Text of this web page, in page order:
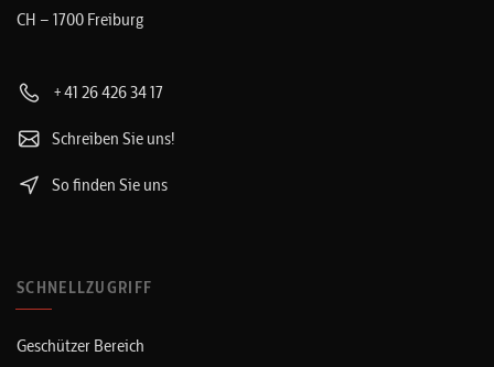
CH – 1700 Freiburg
+41 26 426 34 17
Schreiben Sie uns!
So finden Sie uns
SCHNELLZUGRIFF
Geschützer Bereich